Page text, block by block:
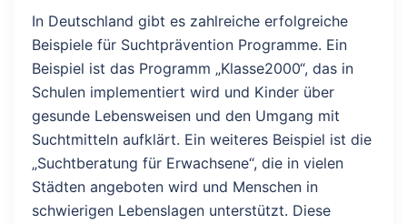
In Deutschland gibt es zahlreiche erfolgreiche
Beispiele für Suchtprävention Programme. Ein
Beispiel ist das Programm „Klasse2000“, das in
Schulen implementiert wird und Kinder über
gesunde Lebensweisen und den Umgang mit
Suchtmitteln aufklärt. Ein weiteres Beispiel ist die
„Suchtberatung für Erwachsene“, die in vielen
Städten angeboten wird und Menschen in
schwierigen Lebenslagen unterstützt. Diese